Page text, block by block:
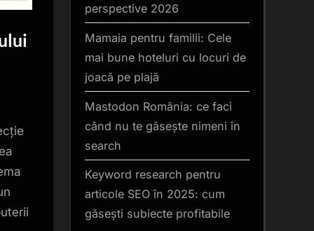
perspective 2026
Mamaia pentru familii: Cele
mai bune hoteluri cu locuri de
joacă pe plajă
Mastodon România: ce faci
când nu te găsește nimeni în
search
Keyword research pentru
articole SEO în 2025: cum
găsești subiecte profitabile